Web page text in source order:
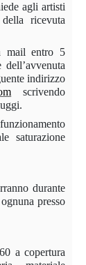
agli artisti
ricevuta
mail entro 5
indirizzo
scrivendo
saturazione
durante
presso
a copertura